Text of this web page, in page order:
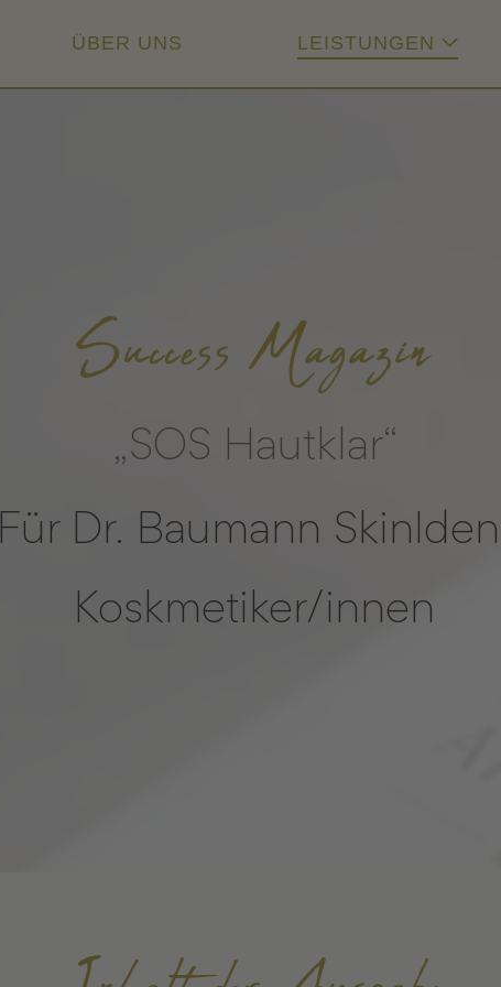
ÜBER UNS LEISTUNGEN
Success Magazin
„SOS Hautklar“
Für Dr. Baumann
Koskmetiker/innen